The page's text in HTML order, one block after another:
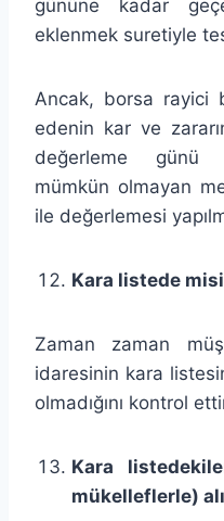
gününe kadar
eklenmek suretiyle
Ancak, borsa rayici
edenin kar ve
değerleme günü
mümkün olmayan
ile değerlemesi
Kara listede
Zaman zaman
idaresinin kara
olmadığını kontrol
Kara
mükelleflerle)